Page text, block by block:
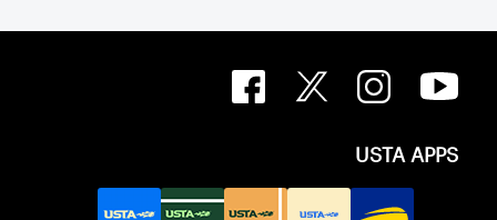
USTA APPS